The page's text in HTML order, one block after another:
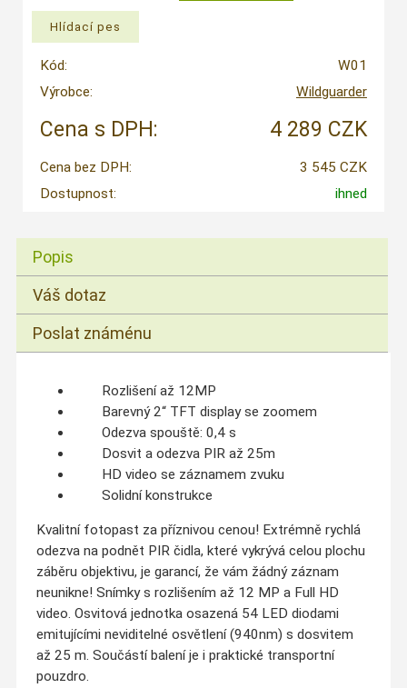
Kód:
W01
Výrobce:
Wildguarder
Cena s DPH: 4 289 CZK
Cena bez DPH:
3 545 CZK
Dostupnost:
ihned
Popis
Váš dotaz
Poslat známénu
Rozlišení až 12MP
Barevný 2“ TFT display se zoomem
Odezva spouště: 0,4 s
Dosvit a odezva PIR až 25m
HD video se záznamem zvuku
Solidní konstrukce
Kvalitní fotopast za příznivou cenou! Extrémně rychlá
odezva na podnět PIR čidla, které vykrývá celou plochu
záběru objektivu, je garancí, že vám žádný záznam
neunikne! Snímky s rozlišením až 12 MP a Full HD
video. Osvitová jednotka osazená 54 LED diodami
emitujícími neviditelné osvětlení (940nm) s dosvitem
až 25 m. Součástí balení je i praktické transportní
pouzdro.